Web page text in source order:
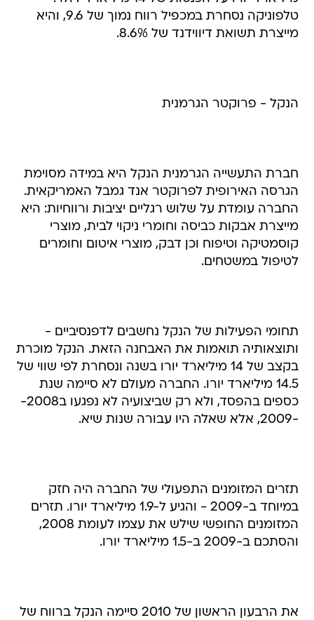
טלפוניקה נסחרת במכפיל רווח נמוך של 9.6, והיא
מייצרת תשואת דיווידנד של 8.6%.
הנקל - פרוקטר הגרמנית
חברת התעשייה הגרמנית הנקל היא במידה מסוימת
הגרסה האירופית לפרוקטר אנד גמבל האמריקאית.
החברה עומדת על שלוש רגליים יציבות ורווחיות: היא
מייצרת אבקות כביסה וחומרי ניקוי לבית, מוצרי
קוסמטיקה וטיפוח וכן דבק, מוצרי איטום וחומרים
לטיפול במשטחים.
תחומי הפעילות של הנקל נחשבים לדפנסיביים -
ותוצאותיה תואמות את האבחנה הזאת. הנקל מוכרת
בקצב של 14 מיליארד יורו בשנה ונסחרת לפי שווי של
14.5 מיליארד יורו. החברה מעולם לא סיימה שנת
כספים בהפסד, ולא רק שביצועיה לא נפגעו ב2008-
-2009, אלא שאלה היו עבורה שנות שיא.
תזרים המזומנים התפעולי של החברה היה חזק
במיוחד ב-2009 - והגיע ל-1.9 מיליארד יורו. תזרים
המזומנים החופשי שילש את עצמו לעומת 2008,
והסתכם ב-2009 ב-1.5 מיליארד יורו.
את הרבעון הראשון של 2010 סיימה הנקל ברווח של